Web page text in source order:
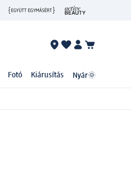
Fotó Kiárusítás Nyár🌞